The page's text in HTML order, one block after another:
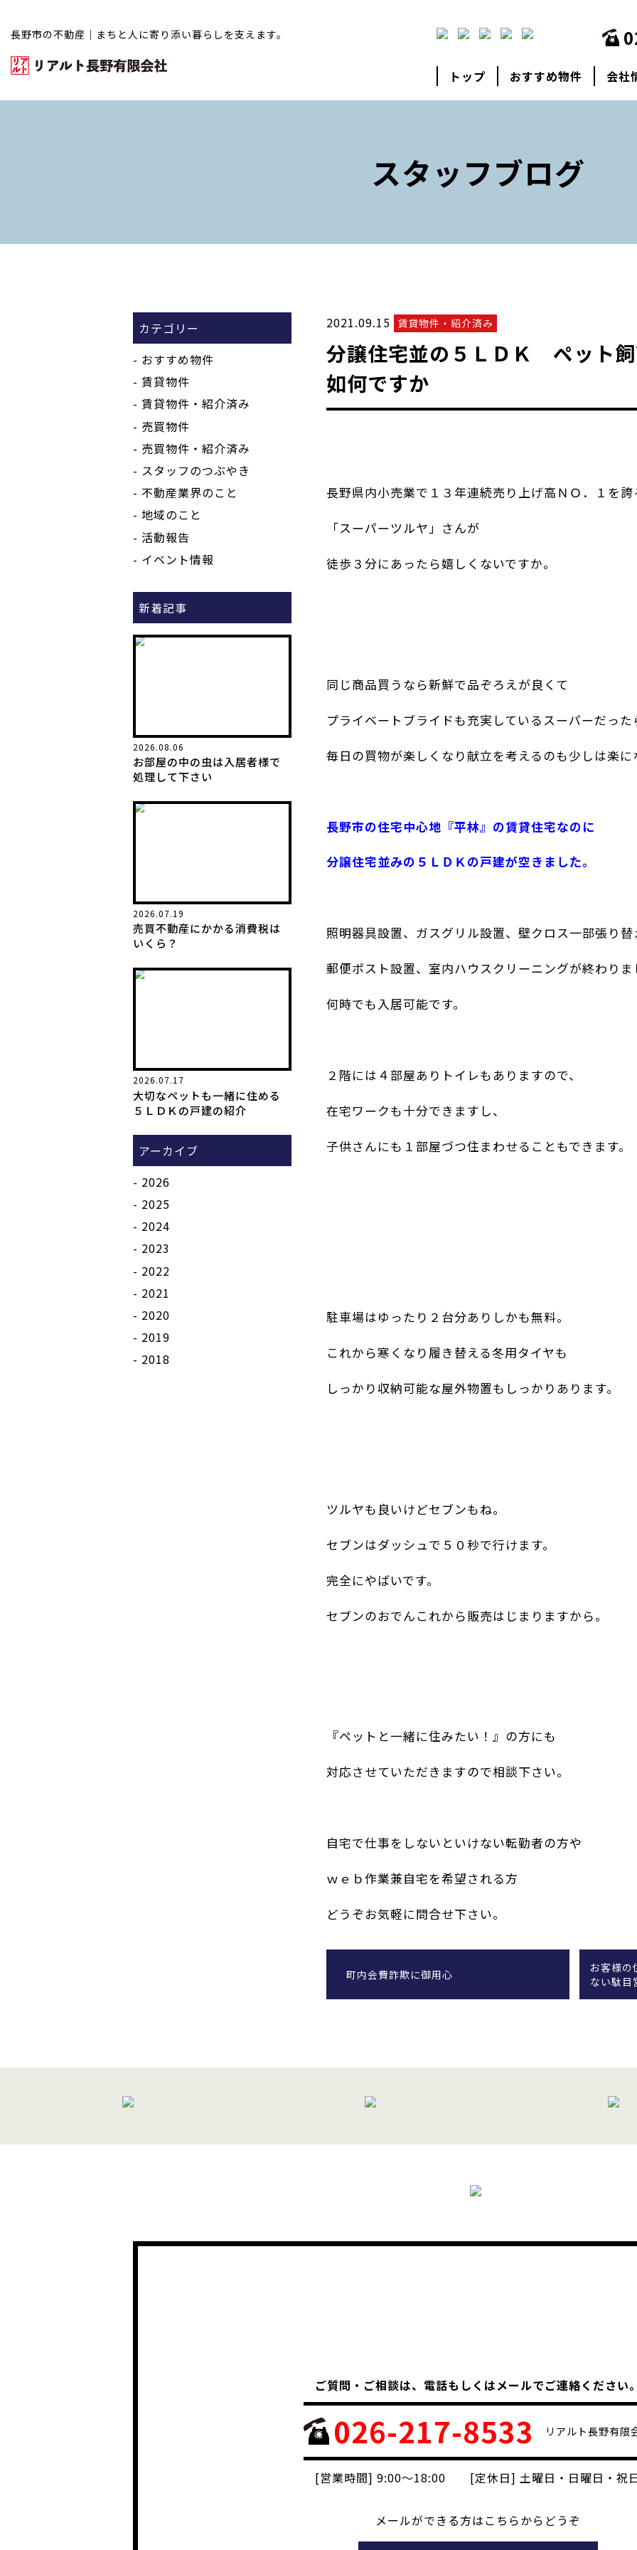
長野市の不動産｜まちと人に寄り添い暮らしを支えます。
トップ おすすめ物件 会社
スタッフブログ
2021.09.15 賃貸物件・紹介済み
分譲住宅並の５ＬＤＫ ペット
如何ですか
長野県内小売業で１３年連続売り上げ高ＮＯ．１を誇
「スーパーツルヤ」さんが
徒歩３分にあったら嬉しくないですか。
同じ商品買うなら新鮮で品ぞろえが良くて
プライベートブライドも充実している スーパーだった
毎日の買物が楽しくなり献立を考えるのも少しは楽に
長野市の住宅中心地『平林』の賃貸住宅なのに
分譲住宅並みの５ＬＤＫの戸建が空きました。
照明器具設置、ガスグリル設置、壁クロス一部張り替
郵便ポスト設置、室内ハウスクリーニングが終わり
何時でも入居可能です。
２階には４部屋ありトイレもありますので、
在宅ワークも十分できますし、
子供さんにも１部屋づつ住まわせることもできます。
駐車場はゆったり２台分ありしかも無料。
これから寒くなり履き替える冬用タイヤも
しっかり収納可能な屋外物置もしっかりあります。
ツルヤも良いけどセブンもね。
セブンはダッシュで５０秒で行けます。
完全にやばいです。
セブンのおでんこれから販売はじまりますから。
『ペットと一緒に住みたい！』の方にも
対応させていただきますので相談下さい。
自宅で仕事をしないといけない転勤者の方や
ｗｅｂ作業兼自宅を希望される方
どうぞお気軽に問合せ下さい。
町内会費詐欺に御用心
お客様の
ない駄目
カテゴリー
おすすめ物件
賃貸物件
賃貸物件・紹介済み
売買物件
売買物件・紹介済み
スタッフのつぶやき
不動産業界のこと
地域のこと
活動報告
イベント情報
新着記事
2026.08.06
お部屋の中の虫は入居者様で
処理して下さい
2026.07.19
売買不動産にかかる消費税は
いくら？
2026.07.17
大切なペットも一緒に住める
５ＬＤＫの戸建の紹介
アーカイブ
2026
2025
2024
2023
2022
2021
2020
2019
2018
ご質問・ご相談は、 電話もしくはメールでご連絡ください
026-217-8533 リアルト長野有限
[営業時間] 9:00～18:00 [定休日] 土曜日・日曜日・祝
メールができる方はこちらからどうぞ